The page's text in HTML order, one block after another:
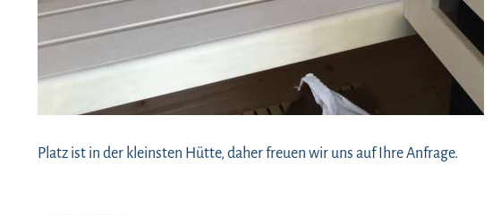
Platz ist in der kleinsten Hütte, daher freuen wir uns auf Ihre Anfrage.